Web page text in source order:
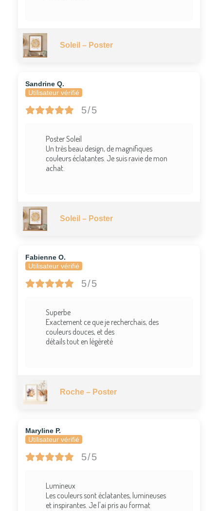
Soleil – Poster
Sandrine Q.
Utilisateur vérifié
5/5
Poster Soleil
Un très beau design, de magnifiques
couleurs éclatantes. Je suis ravie de mon
achat.
Soleil – Poster
Fabienne O.
Utilisateur vérifié
5/5
Superbe
Exactement ce que je recherchais, des
couleurs douces, et des
détails tout en légèreté
Roche – Poster
Maryline P.
Utilisateur vérifié
5/5
Lumineux
Les couleurs sont éclatantes, lumineuses
et inspirantes. Je l'ai pris au format